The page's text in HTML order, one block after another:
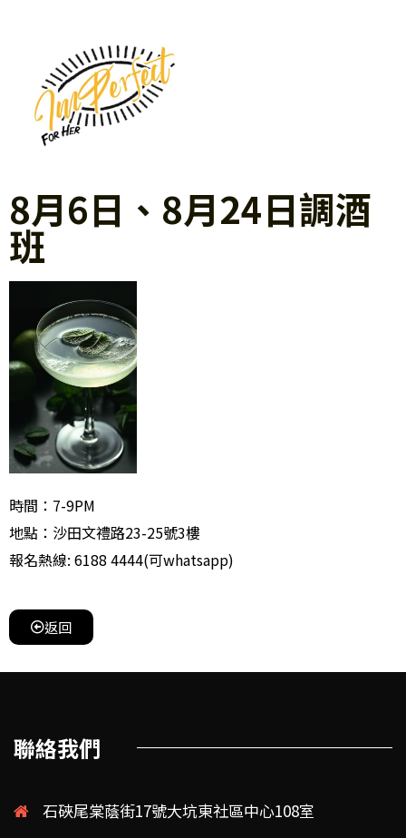
8月6日、8月24日調酒
班
時間：7-9PM
地點：沙田文禮路23-25號3樓
報名熱線: 6188 4444(可whatsapp)
返回
聯絡我們
石硤尾棠蔭街17號大坑東社區中心108室